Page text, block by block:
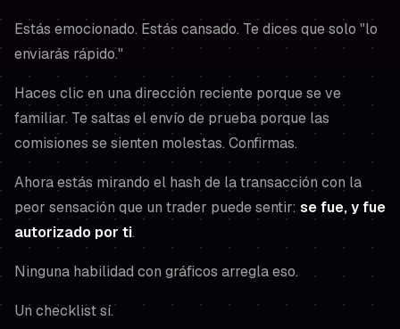
Estás emocionado. Estás cansado. Te dices que solo "lo
enviarás rápido."
Haces clic en una dirección reciente porque se ve
familiar. Te saltas el envío de prueba porque las
comisiones se sienten molestas. Confirmas.
Ahora estás mirando el hash de la transacción con la
peor sensación que un trader puede sentir: se fue, y fue
autorizado por ti.
Ninguna habilidad con gráficos arregla eso.
Un checklist sí.